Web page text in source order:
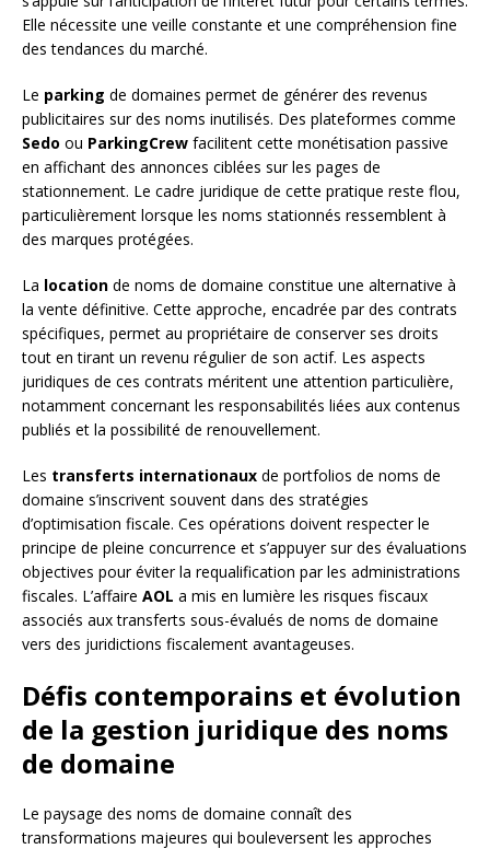
Elle nécessite une veille constante et une compréhension fine
des tendances du marché.
Le parking de domaines permet de générer des revenus
publicitaires sur des noms inutilisés. Des plateformes comme
Sedo ou ParkingCrew facilitent cette monétisation passive
en affichant des annonces ciblées sur les pages de
stationnement. Le cadre juridique de cette pratique reste flou,
particulièrement lorsque les noms stationnés ressemblent à
des marques protégées.
La location de noms de domaine constitue une alternative à
la vente définitive. Cette approche, encadrée par des contrats
spécifiques, permet au propriétaire de conserver ses droits
tout en tirant un revenu régulier de son actif. Les aspects
juridiques de ces contrats méritent une attention particulière,
notamment concernant les responsabilités liées aux contenus
publiés et la possibilité de renouvellement.
Les transferts internationaux de portfolios de noms de
domaine s’inscrivent souvent dans des stratégies
d’optimisation fiscale. Ces opérations doivent respecter le
principe de pleine concurrence et s’appuyer sur des évaluations
objectives pour éviter la requalification par les administrations
fiscales. L’affaire AOL a mis en lumière les risques fiscaux
associés aux transferts sous-évalués de noms de domaine
vers des juridictions fiscalement avantageuses.
Défis contemporains et évolution
de la gestion juridique des noms
de domaine
Le paysage des noms de domaine connaît des
transformations majeures qui bouleversent les approches